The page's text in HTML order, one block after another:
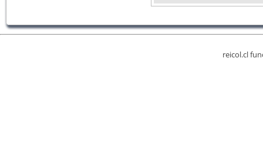
reicol.cl